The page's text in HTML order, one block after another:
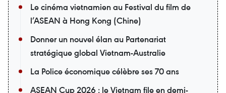
Le cinéma vietnamien au Festival du film de
l’ASEAN à Hong Kong (Chine)
Donner un nouvel élan au Partenariat
stratégique global Vietnam-Australie
La Police économique célèbre ses 70 ans
ASEAN Cup 2026 : le Vietnam file en demi-